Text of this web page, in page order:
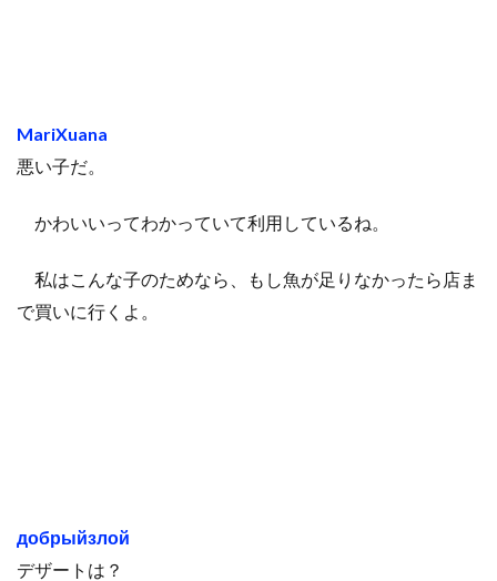
MariXuana
悪い子だ。
かわいいってわかっていて利用しているね。
私はこんな子のためなら、もし魚が足りなかったら店ま
で買いに行くよ。
добрыйзлой
デザートは？